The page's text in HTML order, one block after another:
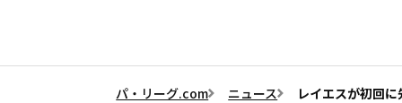
パ・リーグ.com ニュース レイエスが初回